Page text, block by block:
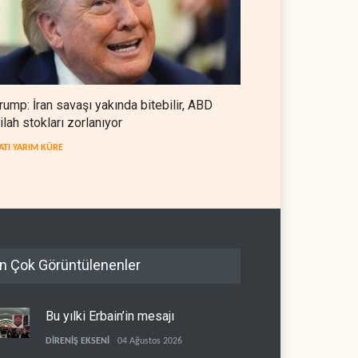
İran savaşı yakında bitebilir, ABD
stokları zorlanıyor
YARIM KÜRE
Çok Görüntülenenler
Bu yılki Erbain’in mesajı
DİRENİŞ EKSENİ 04 Ağustos 2026